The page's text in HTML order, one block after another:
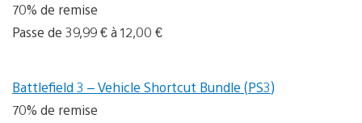
70% de remise
Passe de 39,99 € à 12,00 €
Battlefield 3 – Vehicle Shortcut Bundle (PS3)
70% de remise